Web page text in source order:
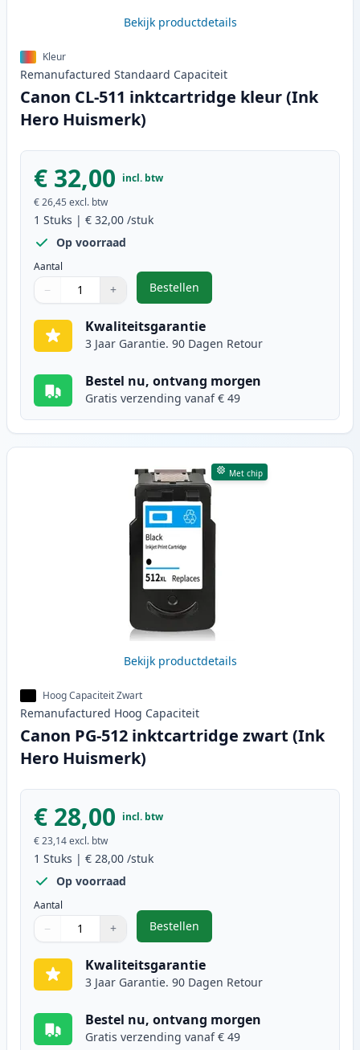
Bekijk productdetails
Kleur
Remanufactured Standaard Capaciteit
Canon CL-511 inktcartridge kleur (Ink
Hero Huismerk)
€ 32,00 incl. btw
€ 26,45 excl. btw
1 Stuks | € 32,00 /stuk
Op voorraad
Aantal
Gebruik de knoppen om aan te passen
− +
1
Bestellen
,Canon CL-511 inktcartridge
Kwaliteitsgarantie
3 Jaar Garantie. 90 Dagen Retour
Bestel nu, ontvang morgen
Gratis verzending vanaf € 49
Met chip
Bekijk productdetails
Hoog Capaciteit Zwart
Remanufactured Hoog Capaciteit
Canon PG-512 inktcartridge zwart (Ink
Hero Huismerk)
€ 28,00 incl. btw
€ 23,14excl. btw
1 Stuks | € 28,00 /stuk
Op voorraad
Aantal
Gebruik de knoppen om aan te passen
− +
1
Bestellen
,Canon PG-512 inktcartridge
Kwaliteitsgarantie
3 Jaar Garantie. 90 Dagen Retour
Bestel nu, ontvang morgen
Gratis verzending vanaf € 49